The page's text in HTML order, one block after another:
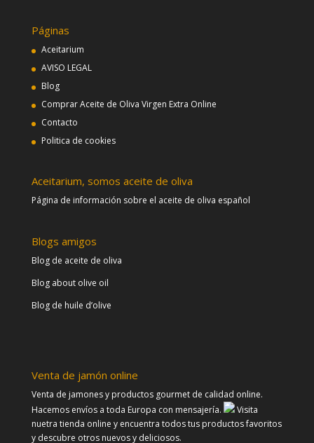
Páginas
Aceitarium
AVISO LEGAL
Blog
Comprar Aceite de Oliva Virgen Extra Online
Contacto
Politica de cookies
Aceitarium, somos aceite de oliva
Página de información sobre el aceite de oliva español
Blogs amigos
Blog de aceite de oliva
Blog about olive oil
Blog de huile d’olive
Venta de jamón online
Venta de jamones y productos gourmet de calidad online.
Hacemos envíos a toda Europa con mensajería.
Visita
nuetra tienda online y encuentra todos tus productos favoritos
y descubre otros nuevos y deliciosos.